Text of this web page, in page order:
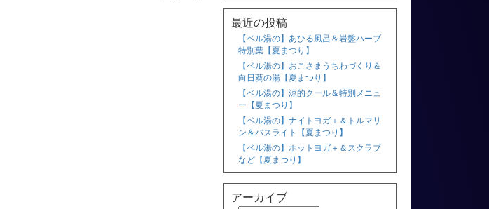
最近の投稿
【ベル湯の】あひる風呂＆岩盤ハーブ
特別葉【夏まつり】
【ベル湯の】おこさまうちわづくり＆
向日葵の湯【夏まつり】
【ベル湯の】涼的クール＆特別メニュ
ー【夏まつり】
【ベル湯の】ナイトヨガ＋＆トルマリ
ン＆バスライト【夏まつり】
【ベル湯の】ホットヨガ＋＆スクラブ
など【夏まつり】
アーカイブ